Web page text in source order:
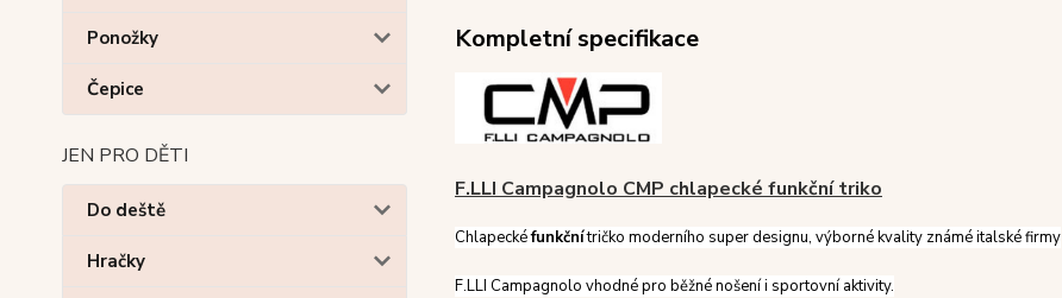
Ponožky
Čepice
JEN PRO DĚTI
Do deště
Hračky
Kompletní specifikace
F.LLI Campagnolo CMP chlapecké funkční triko
Chlapeckéfunkčnítričko moderního super designu, výborné kvality známé italské firmy
F.LLI Campagnolo vhodné pro běžné nošení i sportovní aktivity.